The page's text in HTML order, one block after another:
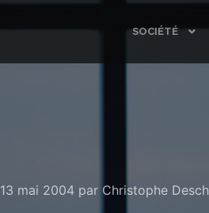
SOCIÉTÉ
13 mai 2004par Christophe